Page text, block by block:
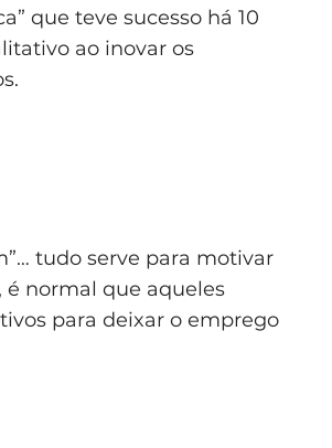
que teve sucesso há 10
ao inovar os
tudo serve para motivar
é normal que aqueles
para deixar o emprego